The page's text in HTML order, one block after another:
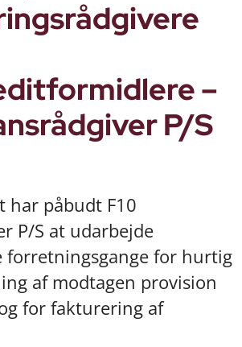
–
P/S
har påbudt F10
P/S at udarbejde
for hurtig
af modtagen provision
for fakturering af